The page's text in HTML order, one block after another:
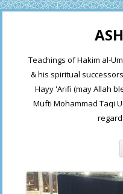
Teachings of Hakim al-
& his spiritual
Hayy 'Arifi (may Allah
Mufti Mohammad Taqi